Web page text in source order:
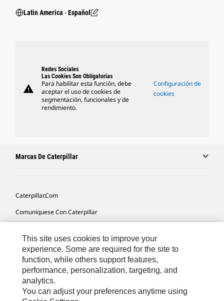
Latin America ‧ Español
warning
Redes Sociales
Las Cookies Son Obligatorias
Para habilitar esta función, debe
aceptar el uso de cookies de
segmentación, funcionales y de
rendimiento.
Configuración de
cookies
Marcas De Caterpillar
Caterpillar.com
Comuníquese Con Caterpillar
Mapa Del Sitio
Cookie Settings
Avisos Legales
Privacidad
This site uses cookies to improve your
experience. Some are required for the site to
function, while others support features,
performance, personalization, targeting, and
analytics.
You can adjust your preferences anytime using